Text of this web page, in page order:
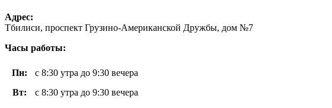
Адрес:
Тбилиси, проспект Грузино-Американской Дружбы, дом №7
Часы работы:
Пн:
с 8:30 утра до 9:30 вечера
Вт:
с 8:30 утра до 9:30 вечера